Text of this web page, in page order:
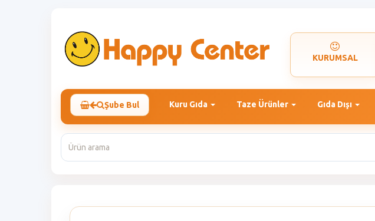
KURUMSAL
Şube Bul Kuru Gıda Taze Ürünler Gıda Dışı